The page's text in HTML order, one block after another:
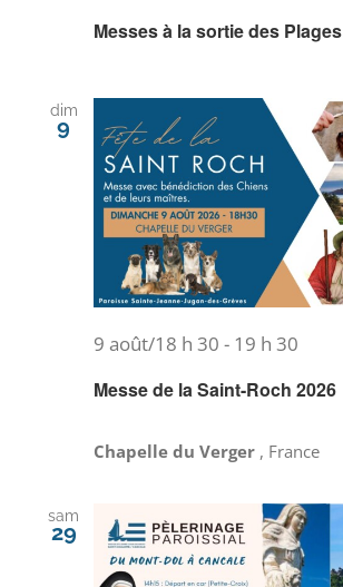
Messes à la sortie des Plages
dim
9
Messe de la Saint-Roch 2026
9 août/18 h 30 - 19 h 30
Chapelle du Verger , France
sam
29